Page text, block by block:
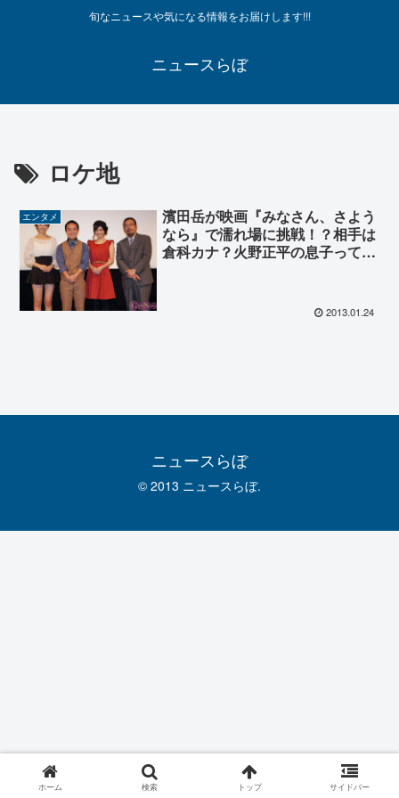
旬なニュースや気になる情報をお届けします!!!
ニュースらぼ
ロケ地
エンタメ
濱田岳が映画『みなさん、さよう
なら』で濡れ場に挑戦！？相手は
倉科カナ？火野正平の息子ってホ
2013.01.24
ニュースらぼ
© 2013 ニュースらぼ.
ホーム 検索 トップ サイドバー